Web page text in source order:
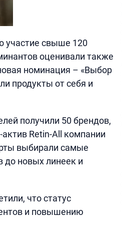
участие свыше 120
оценивали также
номинация – «Выбор
продукты от себя и
получили 50 брендов,
Retin-All компании
выбирали самые
до новых линеек и
что статус
и повышению